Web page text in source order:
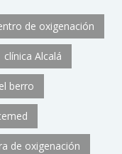
de oxigenación
clínica Alcalá
berro
de oxigenación